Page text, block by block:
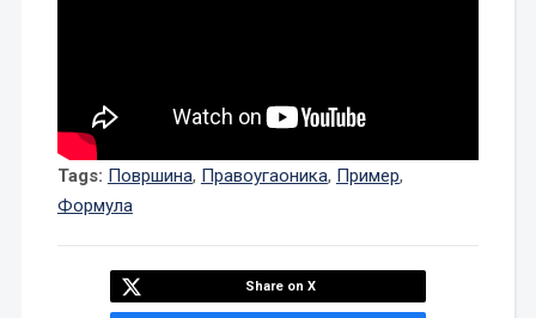
Tags: Површина, Правоугаоника, Пример,
Формула
Share on X